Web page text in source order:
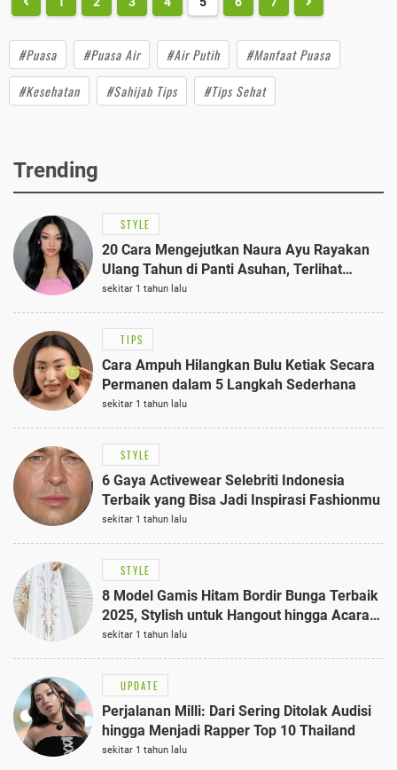
#Puasa #Puasa Air #Air Putih
#Manfaat Puasa
#Kesehatan
#Sahijab Tips #Tips Sehat
Trending
STYLE
20 Cara Mengejutkan Naura Ayu Rayakan
Ulang Tahun di Panti Asuhan, Terlihat
Anggun dengan Kaftan Cokelat
sekitar 1 tahun lalu
TIPS
Cara Ampuh Hilangkan Bulu Ketiak Secara
Permanen dalam 5 Langkah Sederhana
sekitar 1 tahun lalu
STYLE
6 Gaya Activewear Selebriti Indonesia
Terbaik yang Bisa Jadi Inspirasi Fashionmu
sekitar 1 tahun lalu
STYLE
8 Model Gamis Hitam Bordir Bunga Terbaik
2025, Stylish untuk Hangout hingga Acara
Semi-Formal
sekitar 1 tahun lalu
UPDATE
Perjalanan Milli: Dari Sering Ditolak Audisi
hingga Menjadi Rapper Top 10 Thailand
sekitar 1 tahun lalu